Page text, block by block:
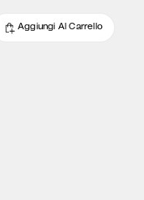
Aggiungi Al Carrello